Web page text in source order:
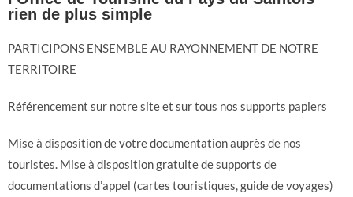
rien de plus simple
PARTICIPONS ENSEMBLE AU RAYONNEMENT DE NOTRE
TERRITOIRE
Référencement sur notre site et sur tous nos supports papiers
Mise à disposition de votre documentation auprès de nos
touristes. Mise à disposition gratuite de supports de
documentations d’appel (cartes touristiques, guide de voyages)